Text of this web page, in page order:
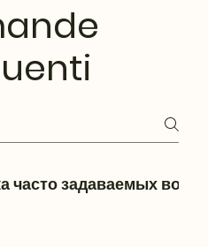
часто задаваемых